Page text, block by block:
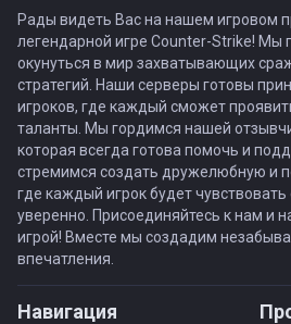
Рады видеть Вас на нашем игровом
легендарной игре Counter-Strike! Мы
окунуться в мир захватывающих
стратегий. Наши серверы готовы
игроков, где каждый сможет
таланты. Мы гордимся нашей
которая всегда готова помочь и
стремимся создать дружелюбную и
где каждый игрок будет
уверенно. Присоединяйтесь к нам и
игрой! Вместе мы создадим
впечатления.
Навигация